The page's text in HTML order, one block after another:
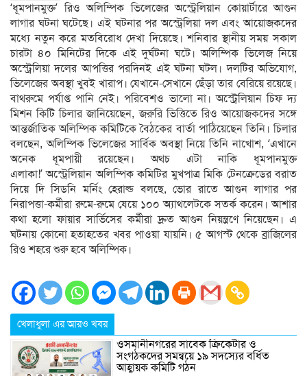
‘ধূমপানমুক্ত’ রিও অলিম্পিক ভিলেজের অস্ট্রেলিয়ান কোয়ার্টারে আগুন
লাগার ঘটনা ঘটেছে। এই ঘটনার পর অস্ট্রেলিয়া দল এবং আয়োজকদের
মধ্যে নতুন করে মতবিরোধ দেখা দিয়েছে। শনিবার স্থানীয় সময় সকাল
চারটা ৪০ মিনিটের দিকে এই দুর্ঘটনা ঘটে। অলিম্পিক ভিলেজ নিয়ে
অস্ট্রেলিয়া দলের আপত্তির পরদিনই এই ঘটনা ঘটল। দলটির অভিযোগ,
ভিলেজের অবস্থা খুবই খারাপ। যেখানে-সেখানে ছেঁড়া তার বেরিয়ে রয়েছে।
বাথরুমে পর্যাপ্ত পানি নেই। পরিবেশও ভালো না। অস্ট্রেলিয়ান চিফ দ্য
মিশন কিটি চিলার জানিয়েছেন, জরুরি ভিত্তিতে রিও আয়োজকদের সঙ্গে
আন্তর্জাতিক অলিম্পিক কমিটিকে বৈঠকের বার্তা পাঠিয়েছেন তিনি। চিলার
বলছেন, অলিম্পিক ভিলেজের সার্বিক অবস্থা নিয়ে তিনি নাখোশ, ‘এখানে
অনেক ধূমপায়ী রয়েছেন। অথচ এটা নাকি ধূমপানমুক্ত
এলাকা!’ অস্ট্রেলিয়ান অলিম্পিক কমিটির মুখপাত্র মিকি টেনক্রেডের বরাত
দিয়ে দি সিডনি মর্নিং হেরাল্ড বলছে, ভোর রাতে আগুন লাগার পর
নিরাপত্তা-কর্মীরা রুমে-রুমে যেয়ে ১০০ অ্যাথলেটকে সতর্ক করেন। আশার
কথা হলো ফায়ার সার্ভিসের কর্মীরা দ্রুত আগুন নিয়ন্ত্রণে নিয়েছেন। এ
ঘটনায় কোনো হতাহতের খবর পাওয়া যায়নি। ৫ আগস্ট থেকে ব্রাজিলের
রিও শহরে শুরু হবে অলিম্পিক।
খেলাধুলা এর আরও খবর
ওসমানীনগরের সাবেক ক্রিকেটার ও
সংগঠকদের সমন্বয়ে ১৯ সদস্যের বর্ধিত
আহ্বায়ক কমিটি গঠন